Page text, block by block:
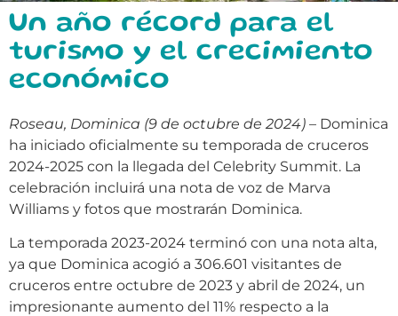
Un año récord para el
turismo y el crecimiento
económico
Roseau, Dominica (9 de octubre de 2024) – Dominica
ha iniciado oficialmente su temporada de cruceros
2024-2025 con la llegada del Celebrity Summit. La
celebración incluirá una nota de voz de Marva
Williams y fotos que mostrarán Dominica.
La temporada 2023-2024 terminó con una nota alta,
ya que Dominica acogió a 306.601 visitantes de
cruceros entre octubre de 2023 y abril de 2024, un
impresionante aumento del 11% respecto a la